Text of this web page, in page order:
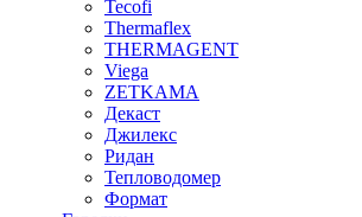
Tecofi
Thermaflex
THERMAGENT
Viega
ZETKAMA
Декаст
Джилекс
Ридан
Тепловодомер
Формат